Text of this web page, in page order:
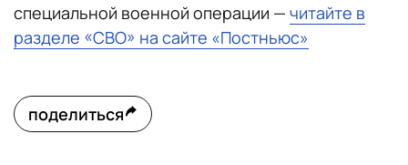
специальной военной операции — читайте в
разделе «СВО» на сайте «Постньюс»
поделиться